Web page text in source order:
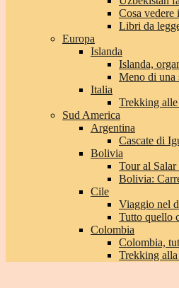
Cosa vedere
Libri da
Europa
Islanda
Islanda,
Meno di una
Italia
Trekking
Sud America
Argentina
Cascate di
Bolivia
Tour al
Bolivia:
Cile
Viaggio nel
Tutto quello
Colombia
Colombia,
Trekking